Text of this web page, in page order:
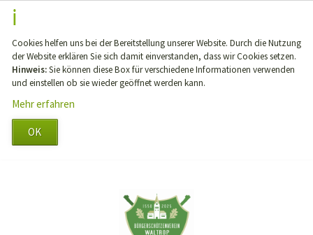
Cookies helfen uns bei der Bereitstellung unserer Website. Durch die Nutzung
der Website erklären Sie sich damit einverstanden, dass wir Cookies setzen.
Hinweis:Sie können diese Box für verschiedene Informationen verwenden
und einstellen ob sie wieder geöffnet werden kann.
Mehr erfahren
OK